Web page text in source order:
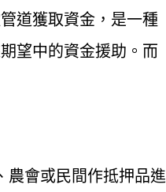
道獲取資金，是一種
望中的資金援助。而
農會或民間作抵押品進